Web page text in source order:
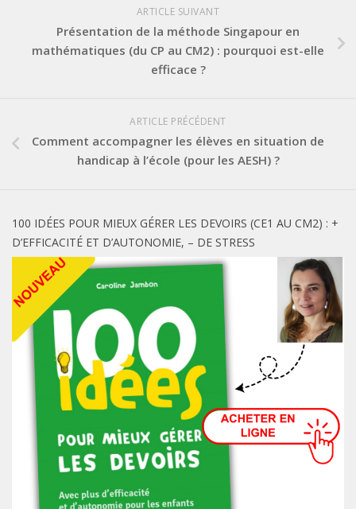
ARTICLE SUIVANT
Présentation de la méthode Singapour en
mathématiques (du CP au CM2) : pourquoi est-elle
efficace ?
ARTICLE PRÉCÉDENT
Comment accompagner les élèves en situation de
handicap à l’école (pour les AESH) ?
100 IDÉES POUR MIEUX GÉRER LES DEVOIRS (CE1 AU CM2) : +
D’EFFICACITÉ ET D’AUTONOMIE, – DE STRESS